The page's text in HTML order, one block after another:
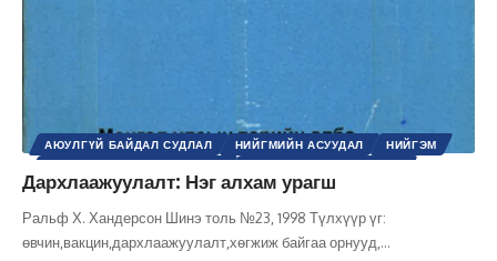
АЮУЛГҮЙ БАЙДАЛ СУДЛАЛ НИЙГМИЙН АСУУДАЛ
НИЙГЭМ
ҮНДЭСНИЙ АЮУЛГҮЙ БАЙДАЛ
ХҮНИЙ ЭРХ
ШИНЭ ТОЛЬ СЭТГҮҮЛ
ЭРХ, ЭРХ ЧӨЛӨӨ
Дархлаажуулалт: Нэг алхам урагш
Ральф Х. Хандерсон Шинэ толь №23, 1998 Түлхүүр үг:
өвчин,вакцин,дархлаажуулалт,хөгжиж байгаа орнууд, …